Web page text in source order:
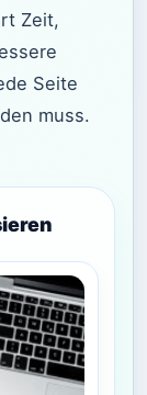
Zeit,
Seite
muss.